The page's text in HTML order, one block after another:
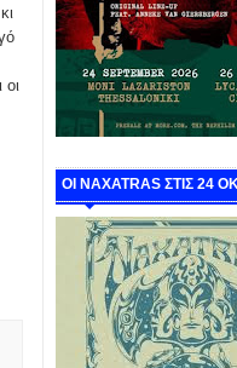
ΟΙ NAXATRAS ΣΤΙΣ 24